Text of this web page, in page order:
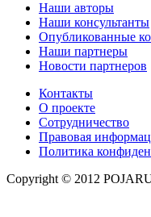
Наши авторы
Наши консультанты
Опубликованные
Наши партнеры
Новости партнеров
Контакты
О проекте
Сотрудничество
Правовая
Политика
Copyright © 2012